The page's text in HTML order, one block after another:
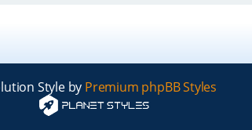
Style by Premium phpBB Styles